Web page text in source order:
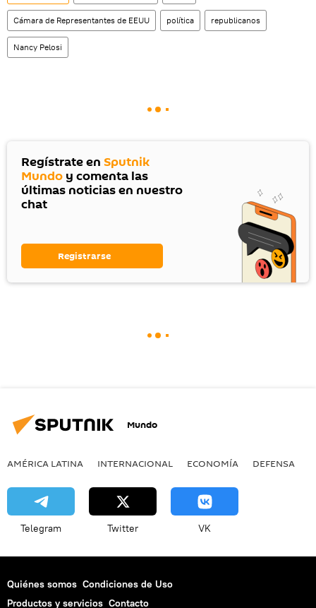
Cámara de Representantes de EEUU política republicanos
Nancy Pelosi
Regístrate en Sputnik
Mundo y comenta las
últimas noticias en nuestro
chat
Registrarse
Mundo
AMÉRICA LATINA INTERNACIONAL ECONOMÍA DEFENSA
Telegram Twitter VK
Quiénes somos Condiciones de Uso
Productos y servicios Contacto